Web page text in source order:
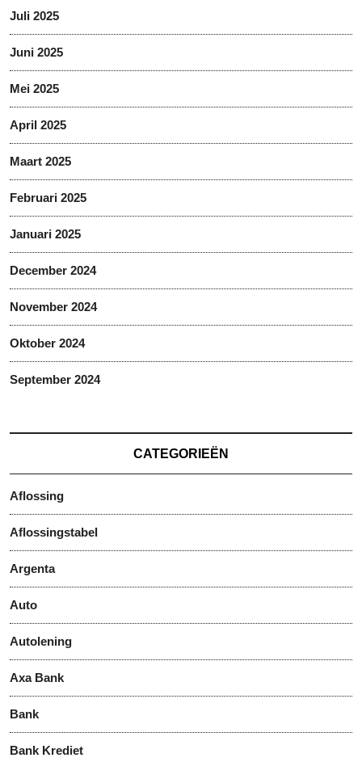
Juli 2025
Juni 2025
Mei 2025
April 2025
Maart 2025
Februari 2025
Januari 2025
December 2024
November 2024
Oktober 2024
September 2024
CATEGORIEËN
Aflossing
Aflossingstabel
Argenta
Auto
Autolening
Axa Bank
Bank
Bank Krediet